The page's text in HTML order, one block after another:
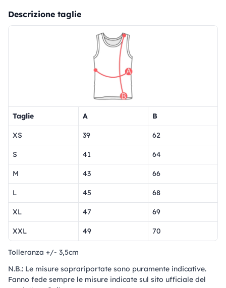
Descrizione taglie
Taglie A B
XS 39 62
S 41 64
M 43 66
L 45 68
XL 47 69
XXL 49 70
Tolleranza +/- 3,5cm
N.B.: Le misure soprariportate sono puramente indicative.
Fanno fede sempre le misure indicate sul sito ufficiale del